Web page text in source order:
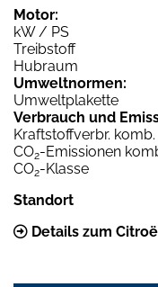
Motor:
kW / PS
Treibstoff
Hubraum
Umweltnormen:
Umweltplakette
Verbrauch und
Kraftstoffverbr. komb.
CO2-Emissionen
CO2-Klasse
Standort
Details zum